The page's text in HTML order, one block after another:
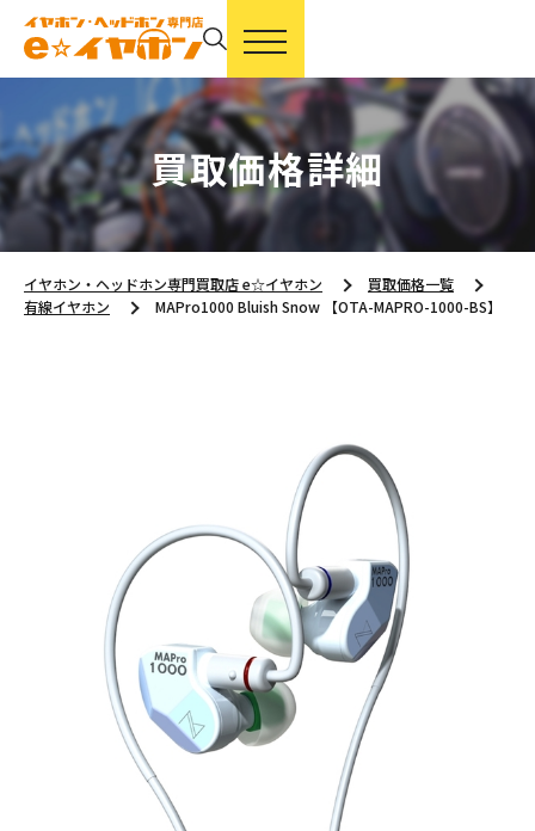
買取価格詳細
イヤホン・ヘッドホン専門買取店 e☆イヤホン
買取価格一覧
有線イヤホン
MAPro1000 Bluish Snow 【OTA-MAPRO-1000-BS】